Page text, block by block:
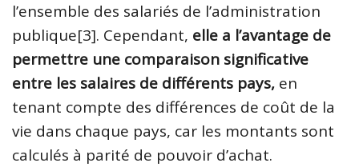
l’ensemble des salariés de l’administration
publique[3]. Cependant, elle a l’avantage de
permettre une comparaison significative
entre les salaires de différents pays, en
tenant compte des différences de coût de la
vie dans chaque pays, car les montants sont
calculés à parité de pouvoir d’achat.